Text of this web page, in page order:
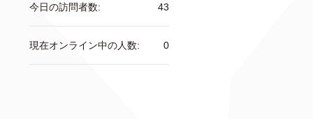
43
今日の訪問者数:
0
現在オンライン中の人数: